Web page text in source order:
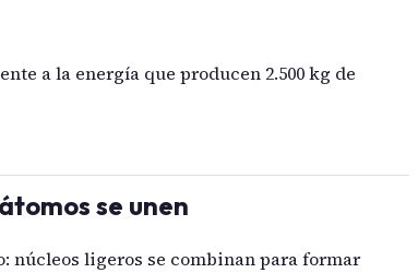
a la energía que producen 2.500 kg de
se unen
núcleos ligeros se combinan para formar